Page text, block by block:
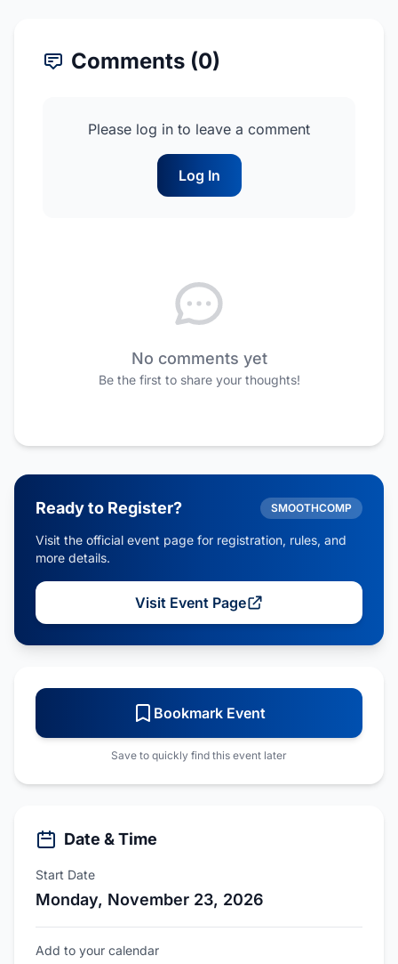
Comments (0)
Please log in to leave a comment
Log In
No comments yet
Be the first to share your thoughts!
Ready to Register? SMOOTHCOMP
Visit the official event page for registration, rules, and
more details.
Visit Event Page
Bookmark Event
Save to quickly find this event later
Date & Time
Start Date
Monday, November 23, 2026
Add to your calendar